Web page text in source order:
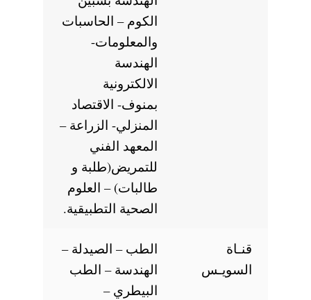
الكوم – الحاسبات
والمعلومات-
الالكترونية
بمنوف- الاقتصاد
المنزلي- الزراعة –
المعهد الفني
للتمريض(طلبة و
طالبات) – العلوم
الصحية التطبيقية.
الطب – الصيدلة –
الهندسة – الطب
البيطري –